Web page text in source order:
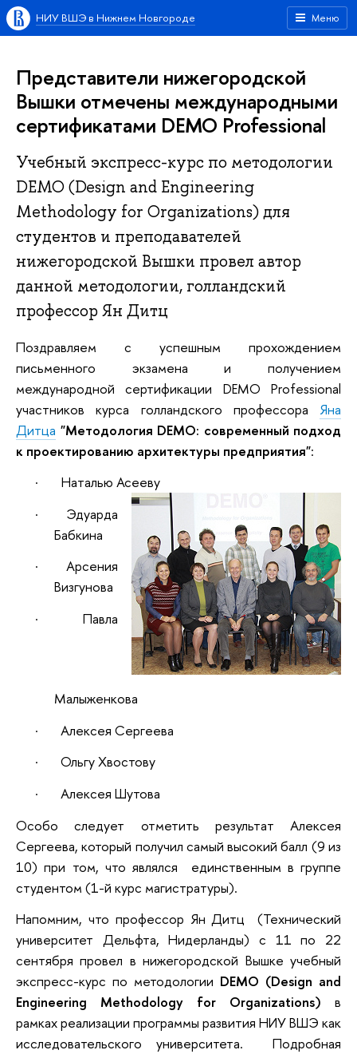
Меню
НИУ ВШЭ в Нижнем Новгороде
Представители нижегородской
Вышки отмечены международными
сертификатами DEMO Professional
Учебный экспресс-курс по методологии
DEMO (Design and Engineering
Methodology for Organizations) для
студентов и преподавателей
нижегородской Вышки провел автор
данной методологии, голландский
профессор Ян Дитц
Поздравляем с успешным прохождением
письменного экзамена и получением
международной сертификации DEMO Professional
участников курса голландского профессора Яна
Дитца "Методология DEMO: современный подход
к проектированию архитектуры предприятия":
·
Наталью Асееву
· Эдуарда
Бабкина
· Арсения
Визгунова
· Павла
Малыженкова
· Алексея Сергеева
· Ольгу Хвостову
· Алексея Шутова
Особо следует отметить результат Алексея
Сергеева, который получил самый высокий балл (9 из
10) при том, что являлся единственным в группе
студентом (1-й курс магистратуры).
Напомним, что профессор Ян Дитц (Технический
университет Дельфта, Нидерланды) с 11 по 22
сентября провел в нижегородской Вышке учебный
экспресс-курс по методологии DEMO (Design and
Engineering Methodology for Organizations) в
рамках реализации программы развития НИУ ВШЭ как
исследовательского университета. Подробная